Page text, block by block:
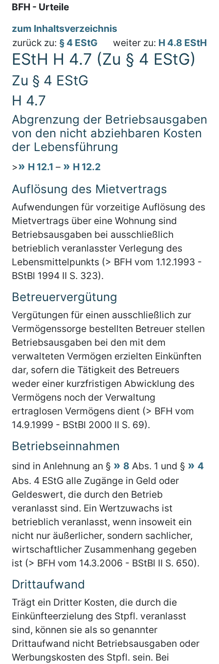
BFH - Urteile
zum Inhaltsverzeichnis
zurück zu: § 4 EStG weiter zu: H 4.8 EStH
EStH H 4.7 (Zu § 4 EStG)
Zu § 4 EStG
H 4.7
Abgrenzung der Betriebsausgaben
von den nicht abziehbaren Kosten
der Lebensführung
> H 12.1 – H 12.2
Auflösung des Mietvertrags
Aufwendungen für vorzeitige Auflösung des
Mietvertrags über eine Wohnung sind
Betriebsausgaben bei ausschließlich
betrieblich veranlasster Verlegung des
Lebensmittelpunkts (> BFH vom 1.12.1993 -
BStBl 1994 II S. 323).
Betreuervergütung
Vergütungen für einen ausschließlich zur
Vermögenssorge bestellten Betreuer stellen
Betriebsausgaben bei den mit dem
verwalteten Vermögen erzielten Einkünften
dar, sofern die Tätigkeit des Betreuers
weder einer kurzfristigen Abwicklung des
Vermögens noch der Verwaltung
ertraglosen Vermögens dient (> BFH vom
14.9.1999 - BStBl 2000 II S. 69).
Betriebseinnahmen
sind in Anlehnung an § 8 Abs. 1 und §
4
Abs. 4 EStG alle Zugänge in Geld oder
Geldeswert, die durch den Betrieb
veranlasst sind. Ein Wertzuwachs ist
betrieblich veranlasst, wenn insoweit ein
nicht nur äußerlicher, sondern sachlicher,
wirtschaftlicher Zusammenhang gegeben
ist (> BFH vom 14.3.2006 - BStBl II S. 650).
Drittaufwand
Trägt ein Dritter Kosten, die durch die
Einkünfteerzielung des Stpfl. veranlasst
sind, können sie als so genannter
Drittaufwand nicht Betriebsausgaben oder
Werbungskosten des Stpfl. sein. Bei